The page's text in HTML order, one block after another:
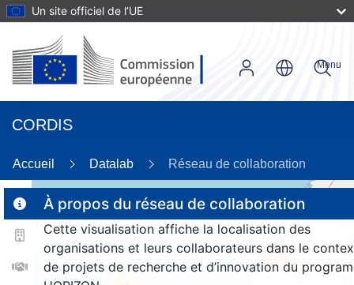
Un site officiel de l’UE
CORDIS
Menu
Accueil Datalab Réseau de collaboration
À propos du réseau de collaboration
Cette visualisation affiche la localisation des
organisations et leurs collaborateurs dans le
de projets de recherche et d’innovation du
178